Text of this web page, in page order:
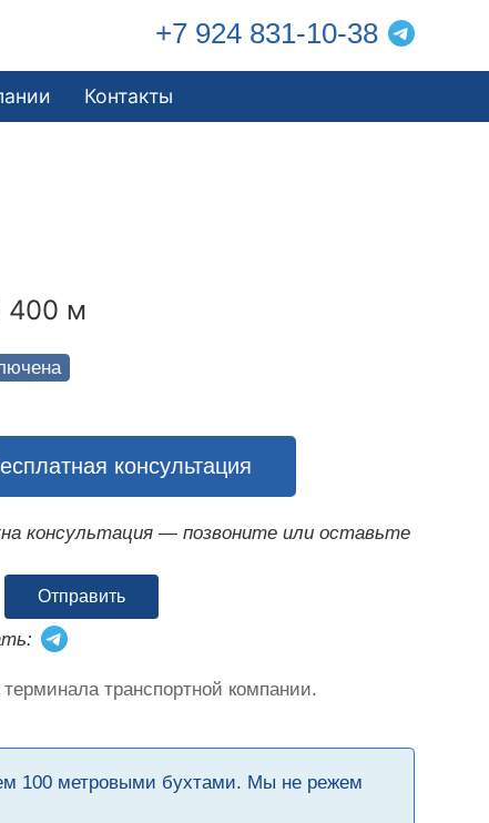
+7 924 831-10-38
Контакты
400 м
консультация
консультация — позвоните или оставьте
Отправить
транспортной компании.
100 метровыми бухтами. Мы не режем